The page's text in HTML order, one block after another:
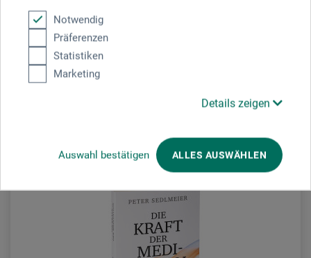
Notwendig
Präferenzen
Statistiken
Marketing
Details zeigen
Auswahl bestätigen ALLES AUSWÄHLEN
7,95 EUR *